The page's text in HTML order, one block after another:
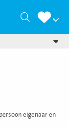
Zoeken
eigenaar en